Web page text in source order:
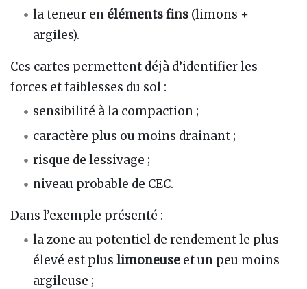
la teneur en éléments fins (limons +
argiles).
Ces cartes permettent déjà d’identifier les
forces et faiblesses du sol :
sensibilité à la compaction ;
caractère plus ou moins drainant ;
risque de lessivage ;
niveau probable de CEC.
Dans l’exemple présenté :
la zone au potentiel de rendement le plus
élevé est pluslimoneuse et un peu moins
argileuse ;